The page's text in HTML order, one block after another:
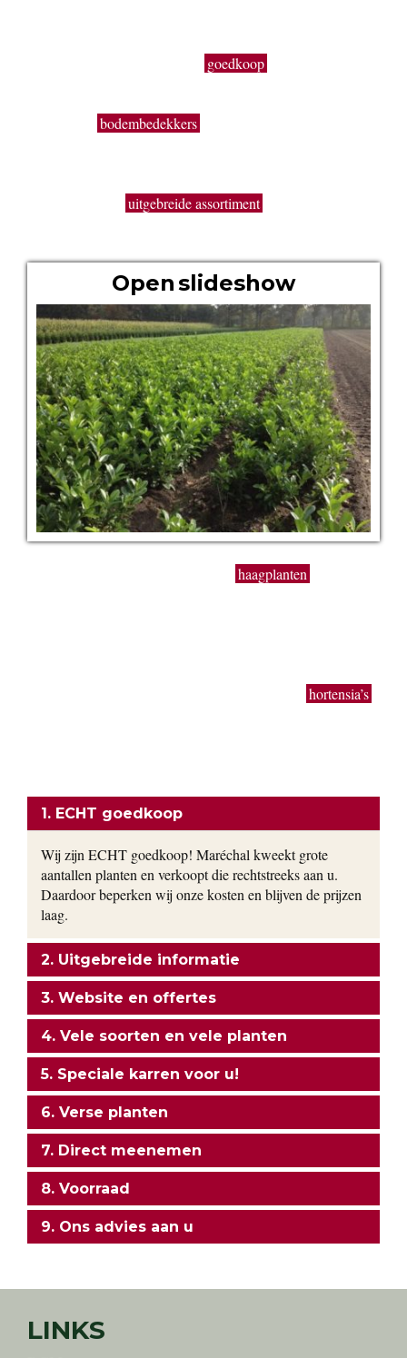
goedkoop
bodembedekkers
uitgebreide assortiment
Open slideshow
haagplanten
hortensia’s
1. ECHT goedkoop
Wij zijn ECHT goedkoop! Maréchal kweekt grote
aantallen planten en verkoopt die rechtstreeks aan u.
Daardoor beperken wij onze kosten en blijven de prijzen
laag.
2. Uitgebreide informatie
3. Website en offertes
4. Vele soorten en vele planten
5. Speciale karren voor u!
6. Verse planten
7. Direct meenemen
8. Voorraad
9. Ons advies aan u
LINKS